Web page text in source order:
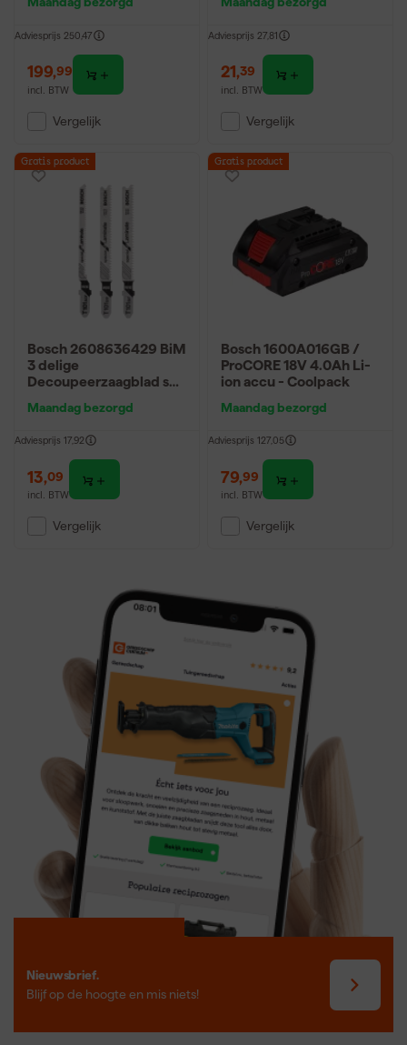
koolborstelloos
Adviesprijs 250,47
199,99
incl. BTW
Vergelijk
Adviesprijs 27,81
21 ,39
incl. BTW
Vergelijk
Gratis product
Bosch 2608636429 BiM
3 delige
Decoupeerzaagblad set
Maandag bezorgd
Adviesprijs 17,92
13,09
incl. BTW
Vergelijk
Gratis product
Bosch 1600A016GB /
ProCORE 18V 4.0Ah Li-
ion accu - Coolpack
Maandag bezorgd
Adviesprijs 127,05
79,99
incl. BTW
Vergelijk
Nieuwsbrief.
Blijf op de hoogte en mis niets!